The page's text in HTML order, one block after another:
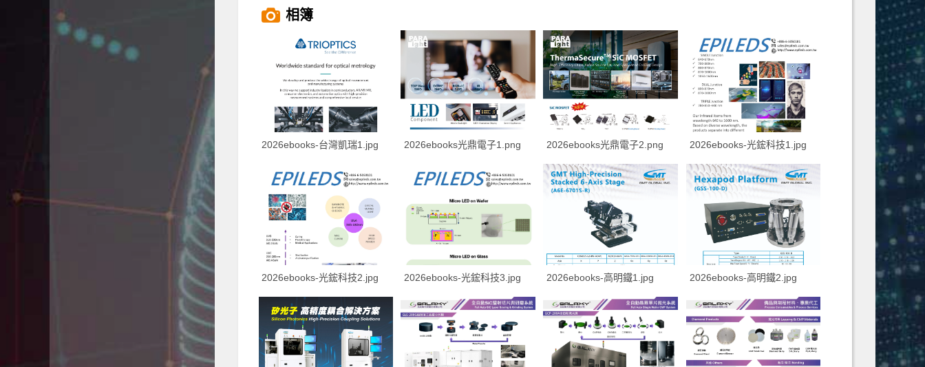
相簿
2026ebooks-台灣凱瑞1.jpg 2026ebooks光鼎電子1.png 2026ebooks光鼎電子2.png 2026ebooks-光鋐科技1.jpg
2026ebooks-光鋐科技2.jpg 2026ebooks-光鋐科技3.jpg 2026ebooks-高明鐵1.jpg 2026ebooks-高明鐵2.jpg